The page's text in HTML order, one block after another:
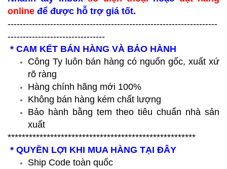
online để được hỗ trợ giá tốt.
---------------------------------------------------------------------
--------------------------------
* CAM KẾT BÁN HÀNG VÀ BẢO HÀNH
Công Ty luôn bán hàng có nguốn gốc, xuất xứ
rõ ràng
Hàng chính hãng mới 100%
Không bán hàng kém chất lượng
Bảo hành bằng tem theo tiêu chuẩn nhà sản
xuất
*****************************************************
* QUYỀN LỢI KHI MUA HÀNG TẠI ĐÂY
Ship Code toàn quốc